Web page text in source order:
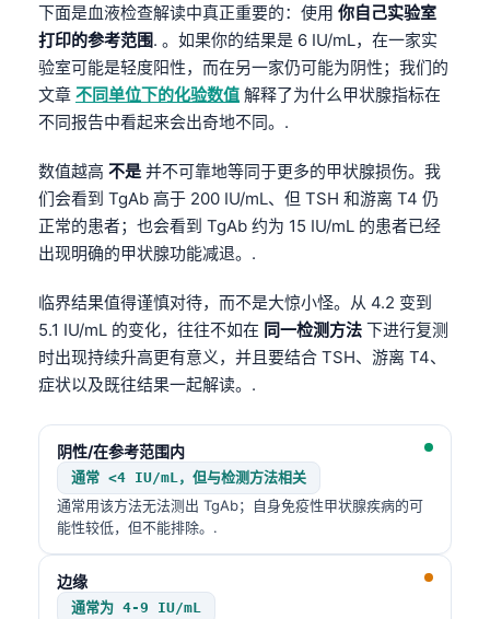
下面是血液检查解读中真正重要的：使用 你自己实验室
打印的参考范围. 。如果你的结果是 6 IU/mL，在一家实
验室可能是轻度阳性，而在另一家仍可能为阴性；我们的
文章 不同单位下的化验数值 解释了为什么甲状腺指标在
不同报告中看起来会出奇地不同。.
数值越高 不是 并不可靠地等同于更多的甲状腺损伤。我
们会看到 TgAb 高于 200 IU/mL、但 TSH 和游离 T4 仍
正常的患者；也会看到 TgAb 约为 15 IU/mL 的患者已经
出现明确的甲状腺功能减退。.
临界结果值得谨慎对待，而不是大惊小怪。从 4.2 变到
5.1 IU/mL 的变化，往往不如在 同一检测方法 下进行复测
时出现持续升高更有意义，并且要结合 TSH、游离 T4、
症状以及既往结果一起解读。.
阴性/在参考范围内
通常 <4 IU/mL，但与检测方法相关
通常用该方法无法测出 TgAb；自身免疫性甲状腺疾病的可
能性较低，但不能排除。.
边缘
通常为 4-9 IU/mL